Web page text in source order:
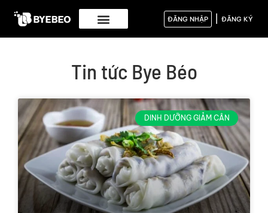
ĐĂNG NHẬP ĐĂNG KÝ
Tin tức Bye Béo
DINH DƯỠNG GIẢM CÂN